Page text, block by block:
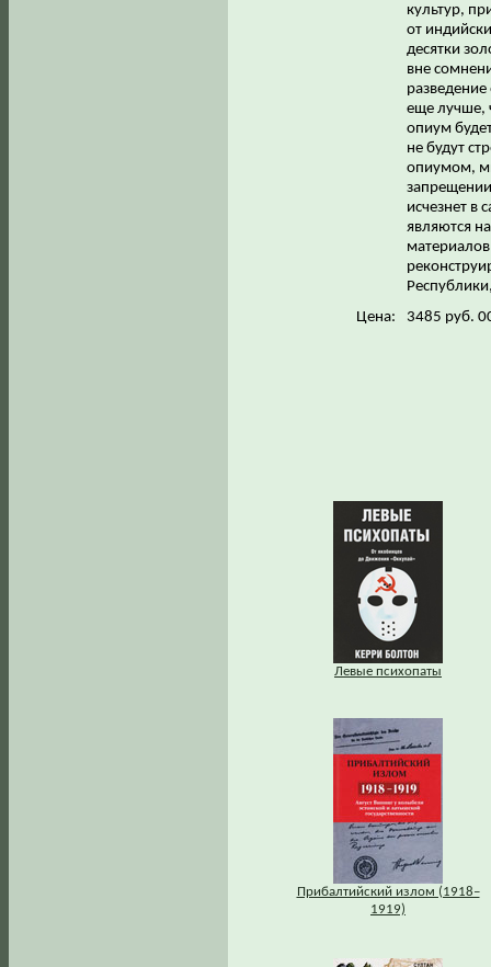
культур,
от
десятки
вне
еще лучше,
опиум
не будут
опиумом,
исчезнет в
являются
Цена:
3485 руб.
Левые психопаты
Прибалтийский излом (1918–
1919)